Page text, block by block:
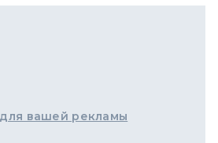
вашей рекламы